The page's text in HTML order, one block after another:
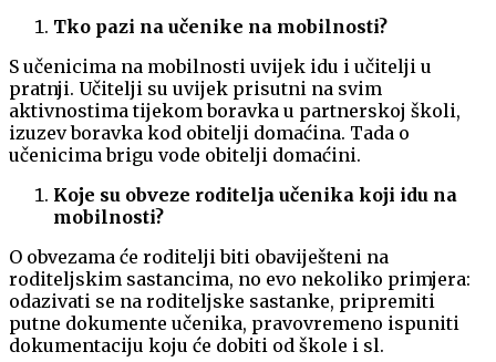
Tko pazi na učenike na mobilnosti?
S učenicima na mobilnosti uvijek idu i učitelji u
pratnji. Učitelji su uvijek prisutni na svim
aktivnostima tijekom boravka u partnerskoj školi,
izuzev boravka kod obitelji domaćina. Tada o
učenicima brigu vode obitelji domaćini.
Koje su obveze roditelja učenika koji idu na
mobilnosti?
O obvezama će roditelji biti obaviješteni na
roditeljskim sastancima, no evo nekoliko primjera:
odazivati se na roditeljske sastanke, pripremiti
putne dokumente učenika, pravovremeno ispuniti
dokumentaciju koju će dobiti od škole i sl.